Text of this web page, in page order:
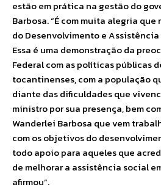
estão em prática na gestão do
Barbosa. “É com muita alegria
do Desenvolvimento e
Essa é uma demonstração da
Federal com as políticas públicas
tocantinenses, com a população
diante das dificuldades que
ministro por sua presença, bem
Wanderlei Barbosa que vem
com os objetivos do
todo apoio para aqueles que
de melhorar a assistência social
afirmou“.